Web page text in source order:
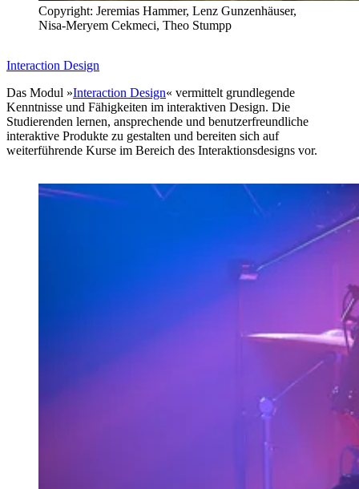
Copyright: Jeremias Hammer, Lenz Gunzenhäuser,
Nisa-Meryem Cekmeci, Theo Stumpp
Interaction Design
Das Modul »Interaction Design« vermittelt grundlegende
Kenntnisse und Fähigkeiten im interaktiven Design. Die
Studierenden lernen, ansprechende und benutzerfreundliche
interaktive Produkte zu gestalten und bereiten sich auf
weiterführende Kurse im Bereich des Interaktionsdesigns vor.